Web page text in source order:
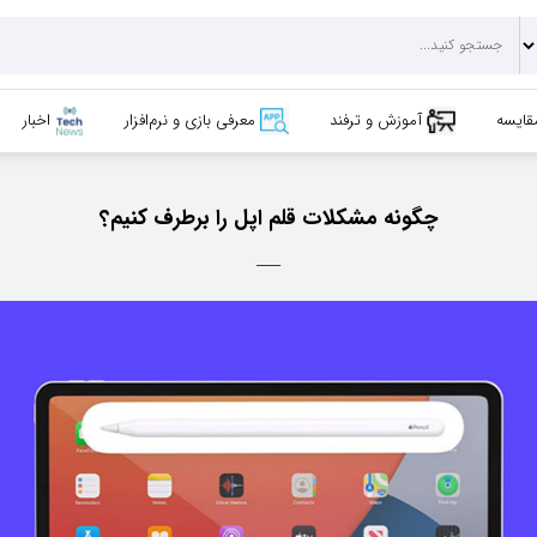
آموزش و ترفند معرفی بازی و نرم‌افزار اخبار
چگونه مشکلات قلم اپل را برطرف کنیم؟
____